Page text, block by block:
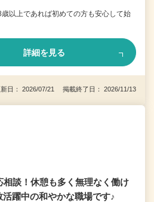
以上であれば初めての方も安心して始
詳細を見る
日： 2026/07/21 掲載終了日： 2026/11/13
談！休憩も多く無理なく働け
躍中の和やかな職場です♪